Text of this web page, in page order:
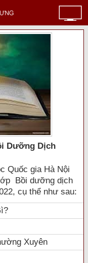
Dưỡng Dịch
Quốc gia Hà Nội
Bồi dưỡng dịch
cụ thể như sau:
Xuyên